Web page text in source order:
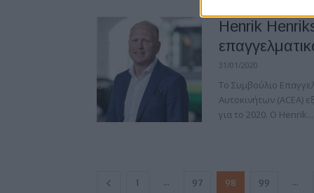
Henrik
31/01/2020
Το Συμβούλιο
Αυτοκινήτων (ACEA)
για το 2020. Ο Henrik...
1 ... 97 98 99 ...